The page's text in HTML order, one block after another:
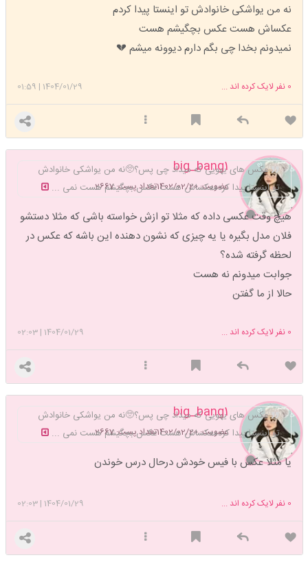
نه من یواشکی خانوادش تو اینستا پیدا کردم
عکساش هست عکس بچگیشم‌ هست
نمیدونم بخدا چی بگم دارم دیوونه میشم 💔
1404/01/29
|
01:59 0 نفر لایک کرده اند ...
big_bang1
عضویت: 1402/02/20 تعداد پست: 2667
عکس های یهویی که میداد چی پس؟🥺نه من یواشکی خانوادش
تو اینستا پیدا کردمعکساش هست عکس بچگیشم‌ هست نمی ...
هیچ وقت عکسی داده که مثلا تو ازش خواسته باشی که مثلا دستشو
فلان مدل بگیره یا یه چیزی که نشون دهنده این باشه که عکس در
لحظه گرفته شده؟
جوابت میدونم نه هست
حالا از ما گفتن
1404/01/29
|
02:03 0 نفر لایک کرده اند ...
big_bang1
عضویت: 1402/02/20 تعداد پست: 2667
عکس های یهویی که میداد چی پس؟🥺نه من یواشکی خانوادش
تو اینستا پیدا کردمعکساش هست عکس بچگیشم‌ هست نمی ...
یا مثلا عکس با فیس خودش درحال درس خوندن
1404/01/29
|
02:03 0 نفر لایک کرده اند ...